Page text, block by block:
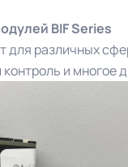
BIF Series
для различных
и многое